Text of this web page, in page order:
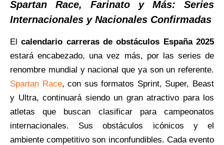
Spartan Race, Farinato y Más: Series
Internacionales y Nacionales Confirmadas
Elcalendario carreras de obstáculos España 2025
estará encabezado, una vez más, por las series de
renombre mundial y nacional que ya son un referente.
Spartan Race, con sus formatos Sprint, Super, Beast
y Ultra, continuará siendo un gran atractivo para los
atletas que buscan clasificar para campeonatos
internacionales. Sus obstáculos icónicos y el
ambiente competitivo son inconfundibles. Cada evento